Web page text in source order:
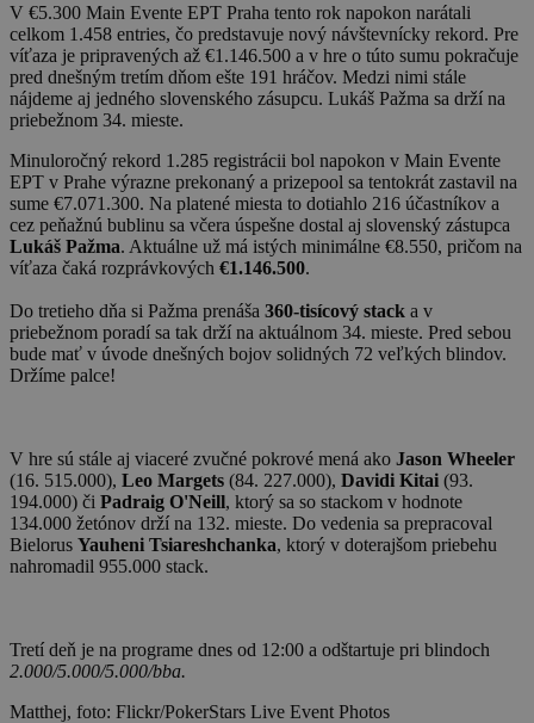
V €5.300 Main Evente EPT Praha tento rok napokon narátali
celkom 1.458 entries, čo predstavuje nový návštevnícky rekord. Pre
víťaza je pripravených až €1.146.500 a v hre o túto sumu pokračuje
pred dnešným tretím dňom ešte 191 hráčov. Medzi nimi stále
nájdeme aj jedného slovenského zásupcu. Lukáš Pažma sa drží na
priebežnom 34. mieste.
Minuloročný rekord 1.285 registrácii bol napokon v Main Evente
EPT v Prahe výrazne prekonaný a prizepool sa tentokrát zastavil na
sume €7.071.300. Na platené miesta to dotiahlo 216 účastníkov a
cez peňažnú bublinu sa včera úspešne dostal aj slovenský zástupca
Lukáš Pažma. Aktuálne už má istých minimálne €8.550, pričom na
víťaza čaká rozprávkových €1.146.500.
Do tretieho dňa si Pažma prenáša 360-tisícový stack a v
priebežnom poradí sa tak drží na aktuálnom 34. mieste. Pred sebou
bude mať v úvode dnešných bojov solidných 72 veľkých blindov.
Držíme palce!
V hre sú stále aj viaceré zvučné pokrové mená ako Jason Wheeler
(16. 515.000), Leo Margets (84. 227.000), Davidi Kitai (93.
194.000) či Padraig O'Neill, ktorý sa so stackom v hodnote
134.000 žetónov drží na 132. mieste. Do vedenia sa prepracoval
Bielorus Yauheni Tsiareshchanka, ktorý v doterajšom priebehu
nahromadil 955.000 stack.
Tretí deň je na programe dnes od 12:00 a odštartuje pri blindoch
2.000/5.000/5.000/bba.
Matthej, foto: Flickr/PokerStars Live Event Photos